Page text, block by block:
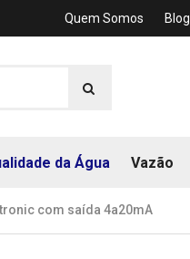
Quem Somos Blog
da Água Vazão
com saída 4a20mA